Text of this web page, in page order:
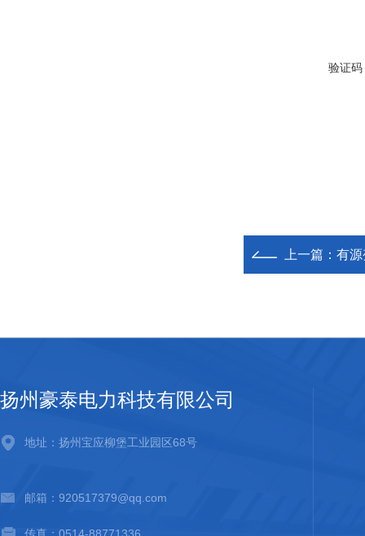
验证码
上一篇： 有
扬州豪泰电力科技有限公司
地址：扬州宝应柳堡工业园区68号
邮箱：920517379@qq.com